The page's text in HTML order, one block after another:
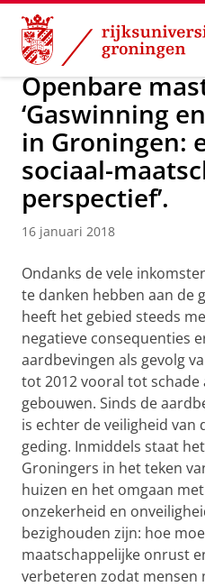
Skip
Content
Skip
Navigation
Over ons Actueel Nieuws
Openbare
‘Gaswinning
in Groningen:
sociaal-
perspectief’.
16 januari 2018
Ondanks de vele
te danken hebben aan de
heeft het gebied steeds
negatieve consequenties
aardbevingen als gevolg
tot 2012 vooral tot schade
gebouwen. Sinds de
is echter de veiligheid van
geding. Inmiddels staat
Groningers in het teken
huizen en het omgaan
onzekerheid en
bezighouden zijn: hoe
maatschappelijke onrust
verbeteren zodat mensen